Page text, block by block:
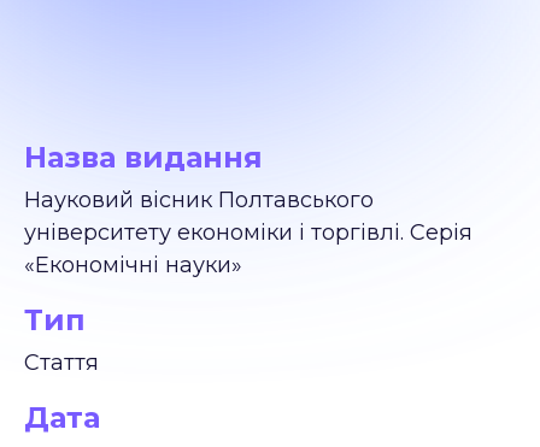
Назва видання
Науковий вісник Полтавського
університету економіки і торгівлі. Серія
«Економічні науки»
Тип
Стаття
Дата